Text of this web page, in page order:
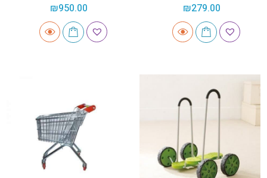
₪279.00
₪950.00